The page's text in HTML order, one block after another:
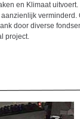
en Klimaat
verminderd.
door diverse
project.